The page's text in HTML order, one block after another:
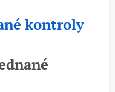
kontroly